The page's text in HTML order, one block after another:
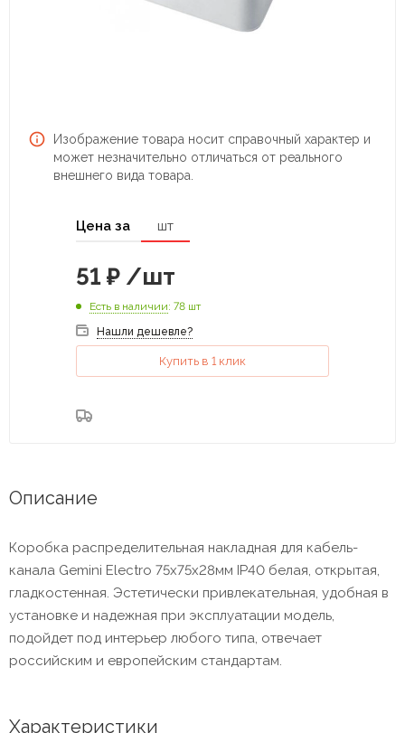
Изображение товара носит справочный характер и
может незначительно отличаться от реального
внешнего вида товара.
Цена за шт
51 ₽ /шт
Есть в наличии: 78 шт
Нашли дешевле?
Купить в 1 клик
Описание
Коробка распределительная накладная для кабель-
канала Gemini Electro 75х75х28мм IP40 белая, открытая,
гладкостенная. Эстетически привлекательная, удобная в
установке и надежная при эксплуатации модель,
подойдет под интерьер любого типа, отвечает
российским и европейским стандартам.
Характеристики